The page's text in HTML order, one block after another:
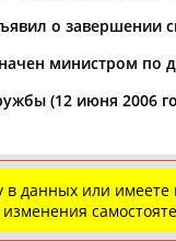
Абдула
о завершении
министром
(12 июня 2006
в данных или